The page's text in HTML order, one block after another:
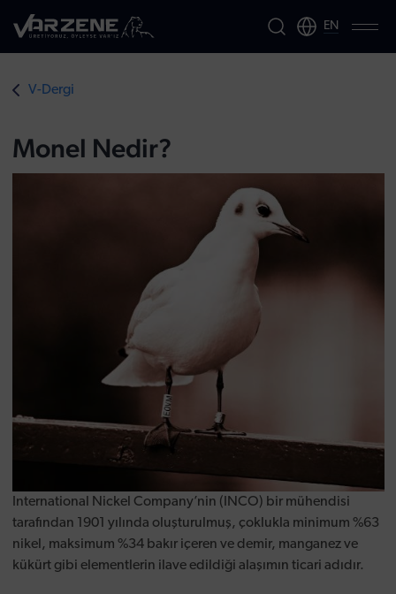
EN
V-Dergi
Monel Nedir?
International Nickel Company’nin (INCO) bir mühendisi
tarafından 1901 yılında oluşturulmuş, çoklukla minimum %63
nikel, maksimum %34 bakır içeren ve demir, manganez ve
kükürt gibi elementlerin ilave edildiği alaşımın ticari adıdır.